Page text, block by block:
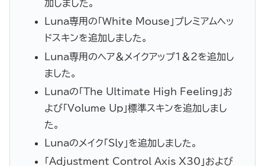
加しました。
Luna専用の「White Mouse」プレミアムヘッ
ドスキンを追加しました。
Luna専用のヘア＆メイクアップ1＆2を追加し
ました。
Lunaの「The Ultimate High Feeling」お
よび「Volume Up」標準スキンを追加しまし
た。
Lunaのメイク「Sly」を追加しました。
「Adjustment Control Axis X30」および